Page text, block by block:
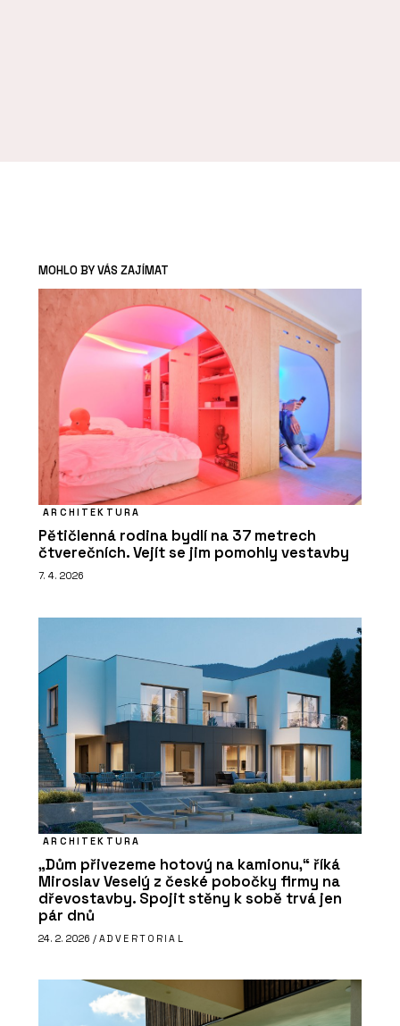
MOHLO BY VÁS ZAJÍMAT
ARCHITEKTURA
Pětičlenná rodina bydlí na 37 metrech
čtverečních. Vejít se jim pomohly vestavby
7. 4. 2026
ARCHITEKTURA
„Dům přivezeme hotový na kamionu,“ říká
Miroslav Veselý z české pobočky firmy na
dřevostavby. Spojit stěny k sobě trvá jen
pár dnů
24. 2. 2026 / ADVERTORIAL